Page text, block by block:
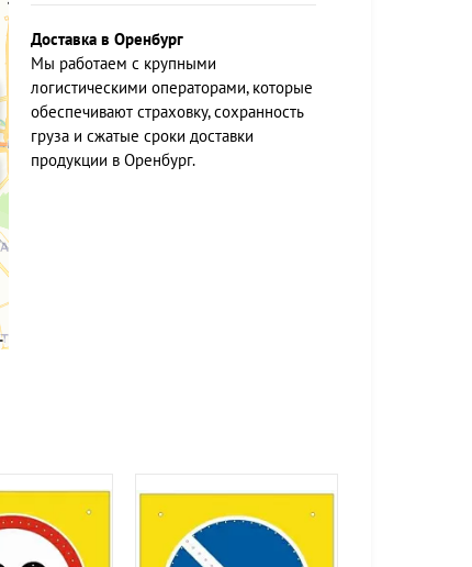
Доставка в Оренбург
Мы работаем c крупными
логистическими операторами, которые
обеспечивают страховку, сохранность
груза и сжатые сроки доставки
продукции в Оренбург.